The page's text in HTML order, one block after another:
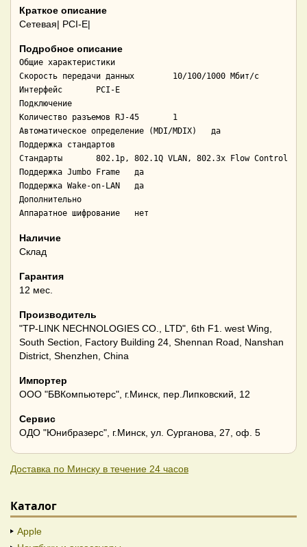
Краткое описание
Сетевая| PCI-E|
Подробное описание
Общие характеристики
Скорость передачи данных	10/100/1000 Мбит/с
Интерфейс	PCI-E
Подключение
Количество разъемов RJ-45	1
Автоматическое определение (MDI/MDIX)	да
Поддержка стандартов
Стандарты	802.1p, 802.1Q VLAN, 802.3x Flow Control
Поддержка Jumbo Frame	да
Поддержка Wake-on-LAN	да
Дополнительно
Аппаратное шифрование	нет
Наличие
Склад
Гарантия
12 мес.
Производитель
"TP-LINK NECHNOLOGIES CO., LTD", 6th F1. west Wing,
South Section, Factory Building 24, Shennan Road, Nanshan
District, Shenzhen, China
Импортер
ООО "БВКомпьютерс", г.Минск, пер.Липковский, 12
Сервис
ОДО "Юнибразерс", г.Минск, ул. Сурганова, 27, оф. 5
Доставка по Минску в течение 24 часов
Каталог
Apple